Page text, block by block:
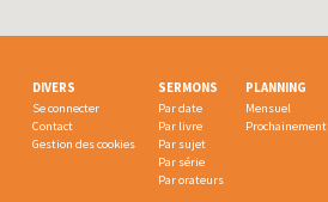
DIVERS
Se connecter
Contact
Gestion des cookies
SERMONS
Par date
Par livre
Par sujet
Par série
Par orateurs
PLANNING
Mensuel
Prochainement